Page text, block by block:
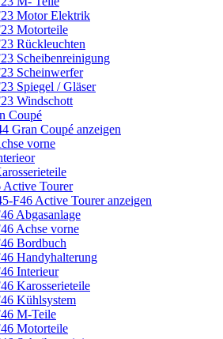
Motor Elektrik
Motorteile
Rückleuchten
Scheibenreinigung
Scheinwerfer
Spiegel / Gläser
Windschott
Coupé
Gran Coupé anzeigen
vorne
Active Tourer
F46 Active Tourer anzeigen
Abgasanlage
Achse vorne
Bordbuch
Handyhalterung
Interieur
Karosserieteile
Kühlsystem
M-Teile
Motorteile